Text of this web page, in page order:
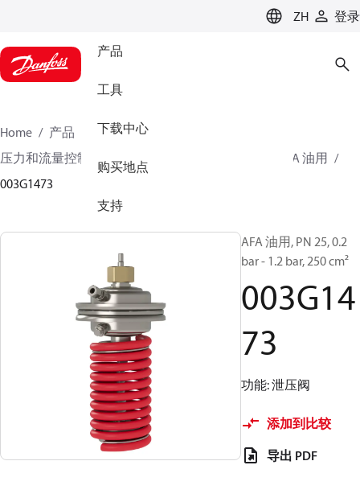
ZH 登录
产品
工具
下载中心
购买地点
支持
Home 产品
气候方案事业部供热业务
压力和流量控制器
适用于油类应用的控制器
AFA 油用
003G1473
AFA 油用, PN 25, 0.2
bar - 1.2 bar, 250 cm²
003G14
73
功能: 泄压阀
添加到比较
导出 PDF